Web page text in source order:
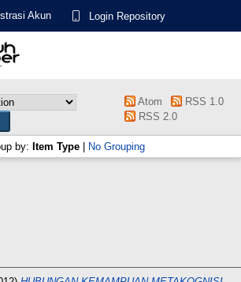
Akun Login Repository
Atom
RSS 1.0
RSS 2.0
by: Item Type No Grouping